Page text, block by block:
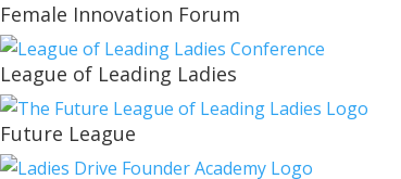
Female Innovation Forum
League of Leading Ladies
Future League